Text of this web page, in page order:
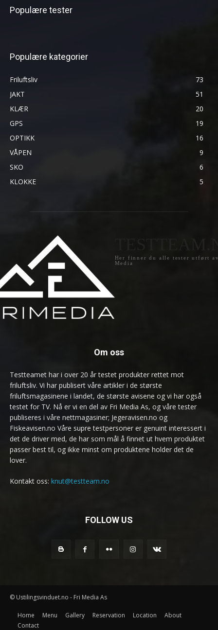
Populære tester
Populære kategorier
Friluftsliv
73
JAKT
51
KLÆR
20
GPS
19
OPTIKK
16
VÅPEN
9
SKO
6
KLOKKE
5
Her finner du alle tester utført
Media
Om oss
Testteamet har i over 20 år testet produkter rettet mot
friluftsliv. Vi har publisert våre artikler i de største
friluftsmagasinene i landet, de største avisene og vi har også
testet for TV. Nå er vi en del av Fri Media As, og våre tester
publiseres i våre nettmagasiner; Jegeravisen.no og
Fiskeavisen.no Våre supre testpersoner er genuint interessert i
det de driver med, de har som mål å finnet ut hvem produktet
passer best til, og ikke minst om produktene holder det de
lover.
Kontakt oss: knut@testteam.no
FOLLOW US
© Ustilingsvinduet.no - Fri Media As
Home Menu Gallery Reservation Location
About
Contact